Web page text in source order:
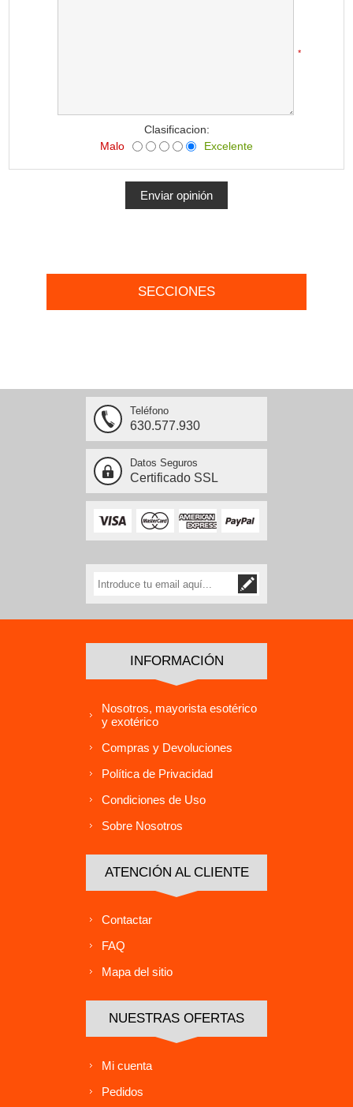
*
Clasificacion:
Malo
Excelente
SECCIONES
Teléfono
630.577.930
Datos Seguros
Certificado SSL
INFORMACIÓN
Nosotros, mayorista esotérico
y exotérico
Compras y Devoluciones
Política de Privacidad
Condiciones de Uso
Sobre Nosotros
ATENCIÓN AL CLIENTE
Contactar
FAQ
Mapa del sitio
NUESTRAS OFERTAS
Mi cuenta
Pedidos